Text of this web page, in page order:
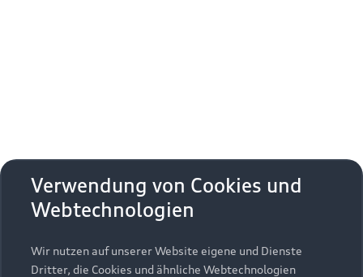
Zurück nach oben
Modelle
Alle Modelle
Kaufen & leasen
Verwendung von Cookies und
Webtechnologien
Wir nutzen auf unserer Website eigene und Dienste
Dritter, die Cookies und ähnliche Webtechnologien